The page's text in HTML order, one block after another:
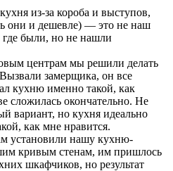
из-за короба и выступов,
они и дешевле) — это не наш
были, но не нашли
центрам мы решили делать
замерщика, он все
кухню именно такой, как
сложилась окончательно. Не
вариант, но кухня идеально
как мне нравится.
установили нашу кухню-
кривым стенам, им пришлось
шкафчиков, но результат